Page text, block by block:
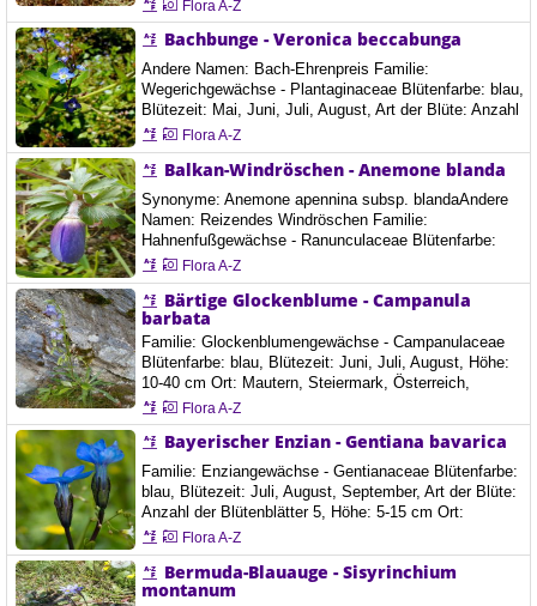
Rab, Lopar, Kroatien, 2023, 14.7.2024 Garica, Insel
Krk, 20.7.2024 Sv. Vid-Miholjice, Njivice, Insel Krk,
22.7.2024 Insel Krk, Istrien, Sv. Vid-Miholjice, 8.8.2025
Flora A-Z
Bachbunge - Veronica beccabunga
Andere Namen: Bach-Ehrenpreis Familie:
Wegerichgewächse - Plantaginaceae Blütenfarbe: blau,
Blütezeit: Mai, Juni, Juli, August, Art der Blüte: Anzahl
der Blütenblätter 4, Die Bachbunge ist eine mehrjährige
krautige Pflanze, die Wuchshöhen von 30 bis 60
Zentimetern erreicht. Sie besitzt ein kriechendes
Rhizom. Der zylindrische, fleischige Stängel ist hohl.
Von den elliptischen, etwas fleischigen,…
Flora A-Z
Balkan-Windröschen - Anemone blanda
Synonyme: Anemone apennina subsp. blandaAndere
Namen: Reizendes Windröschen Familie:
Hahnenfußgewächse - Ranunculaceae Blütenfarbe:
blau, weiss, Blütezeit: März, April, Art der Blüte: 7"
Anzahl der Blütenblätter 7, Ort: Graz, Österreich,
16.4.2021 Das Balkan-Windröschen ist eine
ausdauernde Pflanze mit einem knolligen Rhizom als
Überdauerungsorgan, die Wuchshöhen von 7 bis 25
Zentimeter…
Flora A-Z
Bärtige Glockenblume - Campanula
barbata
Familie: Glockenblumengewächse - Campanulaceae
Blütenfarbe: blau, Blütezeit: Juni, Juli, August, Höhe:
10-40 cm Ort: Mautern, Steiermark, Österreich,
11.6.2020Flora A-Z
Bayerischer Enzian - Gentiana bavarica
Familie: Enziangewächse - Gentianaceae Blütenfarbe:
blau, Blütezeit: Juli, August, September, Art der Blüte:
Anzahl der Blütenblätter 5, Höhe: 5-15 cm Ort:
Timmelsjoch, Österreich, 26. 7. 2020
Flora A-Z
Bermuda-Blauauge - Sisyrinchium
montanum